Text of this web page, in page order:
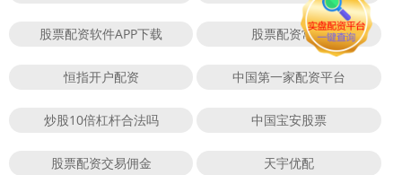
股票配资软件APP下载 股票配资常识
恒指开户配资 中国第一家配资平台
炒股10倍杠杆合法吗 中国宝安股票
股票配资交易佣金 天宇优配